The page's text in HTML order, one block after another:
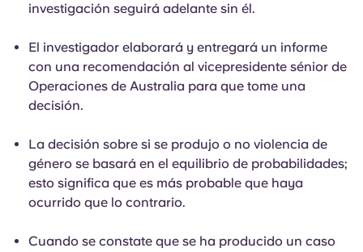
investigación seguirá adelante sin él.
El investigador elaborará y entregará un informe
con una recomendación al vicepresidente sénior de
Operaciones de Australia para que tome una
decisión.
La decisión sobre si se produjo o no violencia de
género se basará en el equilibrio de probabilidades;
esto significa que es más probable que haya
ocurrido que lo contrario.
Cuando se constate que se ha producido un caso